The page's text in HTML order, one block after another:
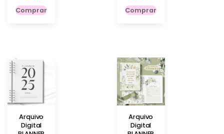
Comprar Comprar
Arquivo
Digital
Arquivo
Digital